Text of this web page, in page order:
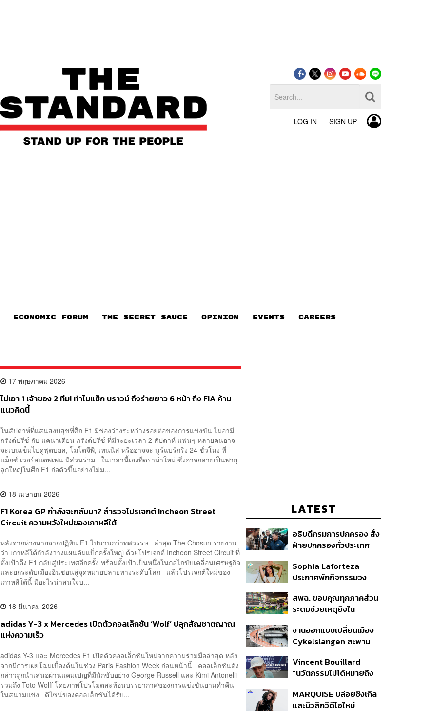
LOG IN SIGN UP
ECONOMIC FORUM THE SECRET SAUCE​ OPINION EVENTS CAREERS
17 พฤษภาคม 2026
ไม่เอา 1 เจ้าของ 2 ทีม! ทำไมแซ็ก บราวน์ ถึงร่ายยาว 6 หน้า ถึง FIA ค้าน
แนวคิดนี้
ในสัปดาห์ที่แสนสงบสุขที่ศึก F1 มีช่องว่างระหว่างรอยต่อของการแข่งขัน ไมอามี
กรังด์ปรีซ์ กับ แคนาเดียน กรังด์ปรีซ์ ที่มีระยะเวลา 2 สัปดาห์ แฟนๆ หลายคนอาจ
จะเบนเข็มไปดูฟุตบอล, โมโตจีพี, เทนนิส หรืออาจจะ นูร์แบร์กริง 24 ชั่วโมง ที่
แม็กซ์ เวอร์สแตพเพน มีส่วนร่วม ในเวลานี้เองที่ดราม่าใหม่ ซึ่งอาจกลายเป็นพายุ
ลูกใหญ่ในศึก F1 ก่อตัวขึ้นอย่างไม่ม...
18 เมษายน 2026
F1 Korea GP กำลังจะกลับมา? สำรวจโปรเจกต์ Incheon Street
Circuit ความหวังใหม่ของเกาหลีใต้
หลังจากห่างหายจากปฏิทิน F1 ไปนานกว่าทศวรรษ ล่าสุด The Chosun รายงาน
ว่า เกาหลีใต้กำลังวางแผนคัมแบ็กครั้งใหญ่ ด้วยโปรเจกต์ Incheon Street Circuit ที่
ตั้งเป้าดึง F1 กลับสู่ประเทศอีกครั้ง พร้อมตั้งเป้าเป็นหนึ่งในกลไกขับเคลื่อนเศรษฐกิจ
และยกระดับเมืองอินชอนสู่จุดหมายปลายทางระดับโลก แล้วโปรเจกต์ใหม่ของ
เกาหลีใต้นี้ มีอะไรน่าสนใจบ...
18 มีนาคม 2026
adidas Y-3 x Mercedes เปิดตัวคอลเล็กชัน ‘Wolf’ ปลุกสัญชาตญาณ
แห่งความเร็ว
adidas Y-3 และ Mercedes F1 เปิดตัวคอลเล็กชันใหม่จากความร่วมมือล่าสุด หลัง
จากมีการเผยโฉมเบื้องต้นในช่วง Paris Fashion Week ก่อนหน้านี้ คอลเล็กชันดัง
กล่าวถูกนำเสนอผ่านแคมเปญที่มีนักขับอย่าง George Russell และ Kimi Antonelli
รวมถึง Toto Wolff โดยภาพโปรโมตสะท้อนบรรยากาศของการแข่งขันยามค่ำคืน
ในสนามแข่ง ดีไซน์ของคอลเล็กชันได้รับ...
LATEST
อธิบดีกรมการปกครอง สั่ง
ฝ่ายปกครองทั่วประเทศ
อาวุธปืน-ยาเสพติด
Sophia Laforteza
ประกาศพักกิจกรรมวง
ดูแลสุขภาพจิต
สพฉ. ขอบคุณทุกภาคส่วน
ระดมช่วยเหตุยิงใน
ดูแลสิทธิ UCEP ผู้บาดเจ็บ
งานออกแบบเปลี่ยนเมือง
Cykelslangen สะพาน
โคเปนเฮเกน ทางสัญจร
ของเมืองที่น่าอยู่
Vincent Bouillard
“นวัตกรรมไม่ได้หมายถึง
MARQUISE ปล่อยซิงเกิล
และมิวสิกวิดีโอใหม่